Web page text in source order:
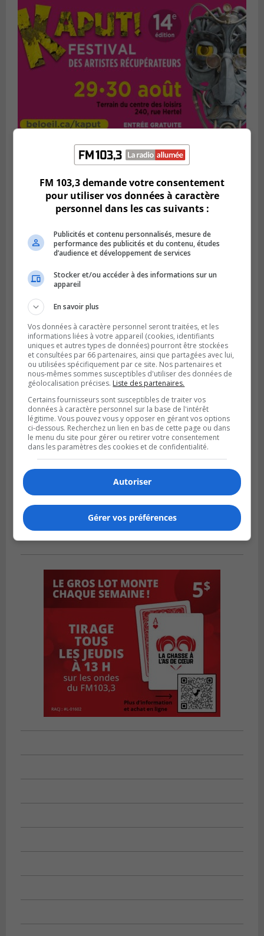
Publié le 1 août 2026 à 16h03
Le Festival Kaput propose des activités
LONGUEUIL
Publié le 31 juillet 2026 à 09h28
Alexandre Da Costa s’en va diriger au
Mexique
FM 103,3 demande votre consentement
pour utiliser vos données à caractère
personnel dans les cas suivants :
Publicités et contenu personnalisés, mesure de
performance des publicités et du contenu, études
d’audience et développement de services
Stocker et/ou accéder à des informations sur un
appareil
En savoir plus
Vos données à caractère personnel seront traitées, et les
informations liées à votre appareil (cookies, identifiants
uniques et autres types de données) pourront être stockées
et consultées par 66 partenaires, ainsi que partagées avec lui,
ou utilisées spécifiquement par ce site. Nos partenaires et
nous-mêmes sommes susceptibles d'utiliser des données de
géolocalisation précises. Liste des partenaires.
Certains fournisseurs sont susceptibles de traiter vos
données à caractère personnel sur la base de l'intérêt
légitime. Vous pouvez vous y opposer en gérant vos options
ci-dessous. Recherchez un lien en bas de cette page ou dans
le menu du site pour gérer ou retirer votre consentement
dans les paramètres des cookies et de confidentialité.
Autoriser
Gérer vos préférences